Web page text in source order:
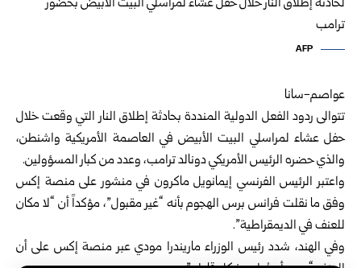
AFP
عواصم-سانا
تتوالى ردود الفعل الدولية المنددة بحادثة إطلاق النار التي وقعت خلال
حفل عشاء لمراسلي البيت الأبيض في العاصمة الأمريكية واشنطن،
والذي حضره الرئيس الأمريكي دونالد ترامب، وعدد من كبار المسؤولين.
واعتبر الرئيس الفرنسي إيمانويل ماكرون في منشور على منصة إكس
وفق ما نقلت فرانس برس الهجوم بأنه “غير مقبول”، مؤكداً أن “لا مكان
للعنف في الديمقراطية”.
وفي الهند، شدد رئيس الوزراء ماريندرا مودي عبر منصة إكس على أن